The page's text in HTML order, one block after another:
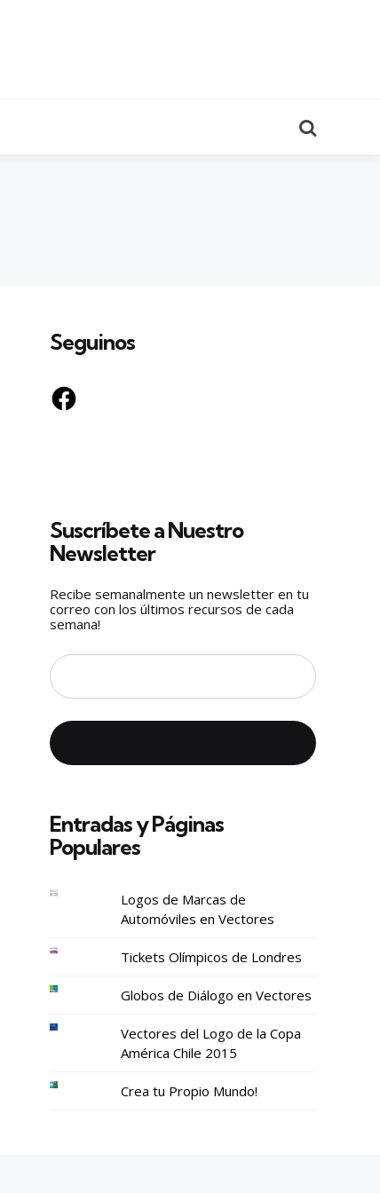
Seguinos
Facebook
Suscríbete a Nuestro
Newsletter
Recibe semanalmente un newsletter en tu
correo con los últimos recursos de cada
semana!
Entradas y Páginas
Populares
Logos de Marcas de
Automóviles en Vectores
Tickets Olímpicos de Londres
Globos de Diálogo en Vectores
Vectores del Logo de la Copa
América Chile 2015
Crea tu Propio Mundo!